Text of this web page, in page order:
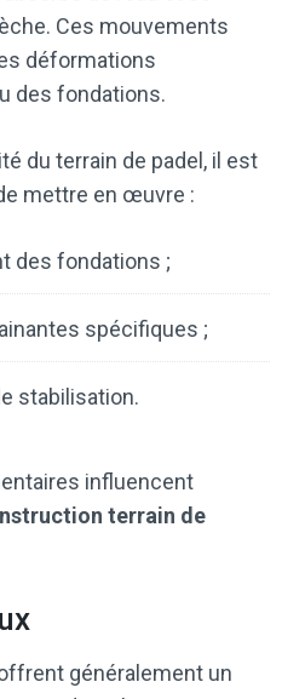
Ces mouvements
déformations
des fondations.
du terrain de padel, il est
mettre en œuvre :
des fondations ;
spécifiques ;
stabilisation.
influencent
terrain de
généralement un